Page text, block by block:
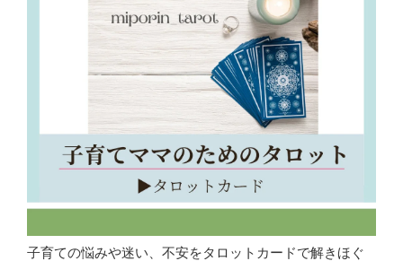
子育ての悩みや迷い、不安をタロットカードで解きほぐ